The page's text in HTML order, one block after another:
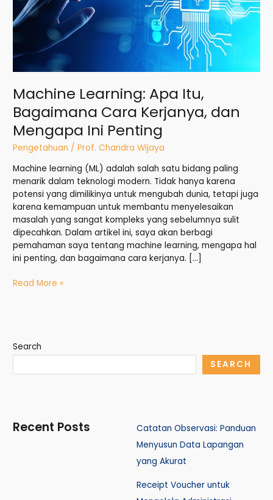
Machine Learning: Apa Itu,
Bagaimana Cara Kerjanya, dan
Mengapa Ini Penting
Pengetahuan /Prof. Chandra Wijaya
Machine learning (ML) adalah salah satu bidang paling
menarik dalam teknologi modern. Tidak hanya karena
potensi yang dimilikinya untuk mengubah dunia, tetapi juga
karena kemampuan untuk membantu menyelesaikan
masalah yang sangat kompleks yang sebelumnya sulit
dipecahkan. Dalam artikel ini, saya akan berbagi
pemahaman saya tentang machine learning, mengapa hal
ini penting, dan bagaimana cara kerjanya. […]
dan
Mengapa
Ini
Read More »
Search
SEARCH
Recent Posts
Catatan Observasi: Panduan
Menyusun Data Lapangan
yang Akurat
Receipt Voucher untuk